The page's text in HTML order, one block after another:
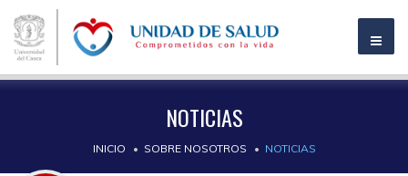
NOTICIAS
INICIO SOBRE NOSOTROS NOTICIAS